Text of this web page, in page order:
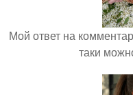
Мой ответ на
таки